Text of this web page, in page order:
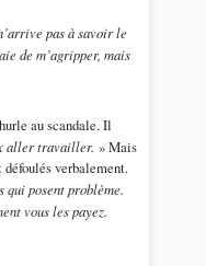
pas à savoir le
de m’agripper, mais
au scandale. Il
aller travailler. » Mais
défoulés verbalement.
qui posent problème.
vous les payez.